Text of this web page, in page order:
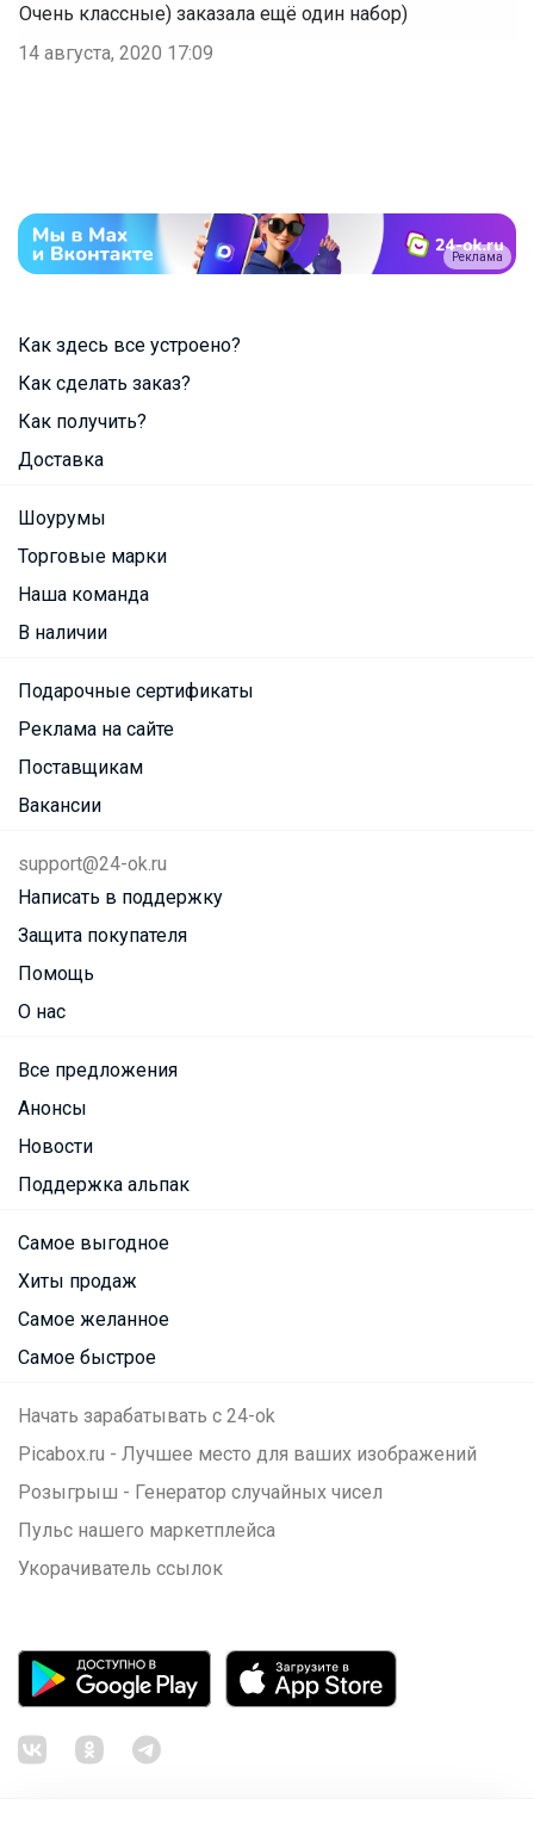
Очень классные) заказала ещё один набор)
14 августа, 2020 17:09
Реклама
Как здесь все устроено?
Как сделать заказ?
Как получить?
Доставка
Шоурумы
Торговые марки
Наша команда
В наличии
Подарочные сертификаты
Реклама на сайте
Поставщикам
Вакансии
support@24-ok.ru
Написать в поддержку
Защита покупателя
Помощь
О нас
Все предложения
Анонсы
Новости
Поддержка альпак
Самое выгодное
Хиты продаж
Самое желанное
Самое быстрое
Начать зарабатывать с 24-ok
Picabox.ru - Лучшее место для ваших изображений
Розыгрыш - Генератор случайных чисел
Пульс нашего маркетплейса
Укорачиватель ссылок